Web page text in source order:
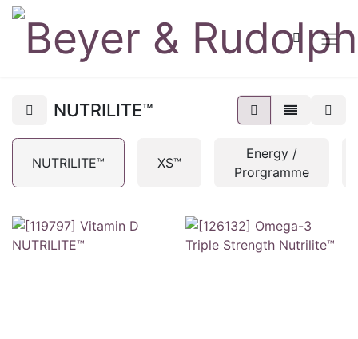
NUTRILITE™
NUTRILITE™ XS™
Energy /
Prorgramme